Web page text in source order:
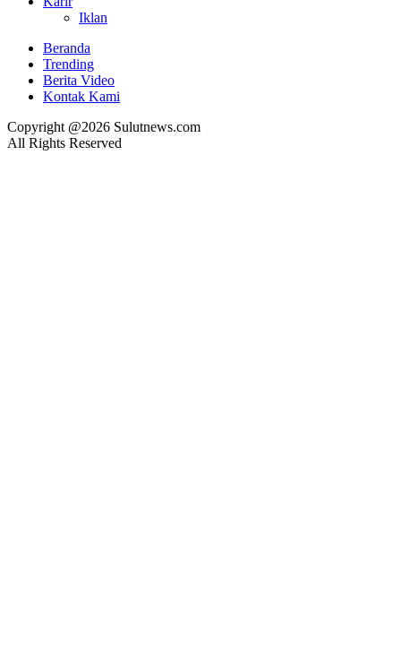
Iklan
Beranda
Trending
Berita Video
Kontak Kami
Copyright @2026 Sulutnews.com
All Rights Reserved